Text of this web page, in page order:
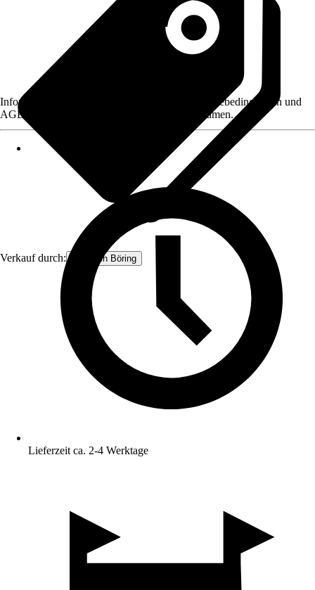
Verkauf durch: Pflanzen Böring
Informationen des Verkäufers, wie z. B. Rückgabebedingungen und
AGB, finden Sie bei Klick auf den Verkäufernamen.
Lieferzeit ca. 2-4 Werktage